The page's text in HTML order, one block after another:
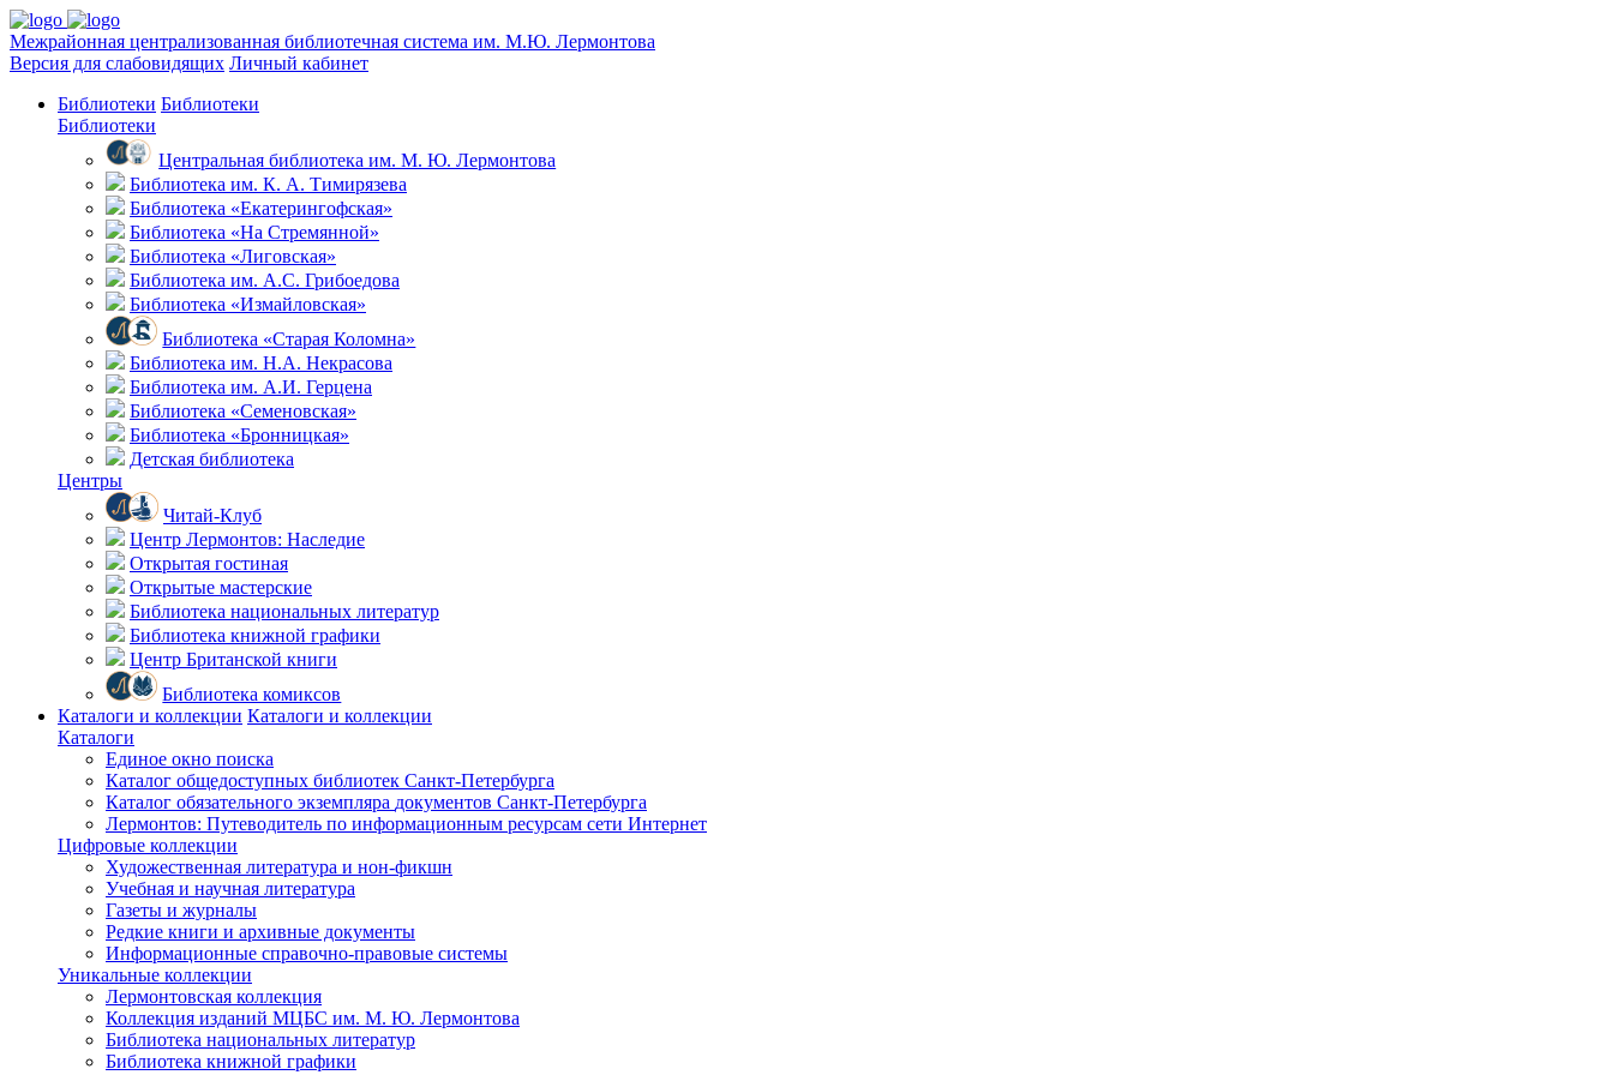
Межрайонная централизованная библиотечная система им. М.Ю. Лермонтова
Версия для слабовидящих Личный кабинет
Библиотеки Библиотеки
Библиотеки
Центральная библиотека им. М. Ю. Лермонтова
Библиотека им. К. А. Тимирязева
Библиотека «Екатерингофская»
Библиотека «На Стремянной»
Библиотека «Лиговская»
Библиотека им. А.С. Грибоедова
Библиотека «Измайловская»
Библиотека «Старая Коломна»
Библиотека им. Н.А. Некрасова
Библиотека им. А.И. Герцена
Библиотека «Семеновская»
Библиотека «Бронницкая»
Детская библиотека
Центры
Читай-Клуб
Центр Лермонтов: Наследие
Открытая гостиная
Открытые мастерские
Библиотека национальных литератур
Библиотека книжной графики
Центр Британской книги
Библиотека комиксов
Каталоги и коллекции Каталоги и коллекции
Каталоги
Единое окно поиска
Каталог общедоступных библиотек Санкт-Петербурга
Каталог обязательного экземпляра документов Санкт-Петербурга
Лермонтов: Путеводитель по информационным ресурсам сети Интернет
Цифровые коллекции
Художественная литература и нон-фикшн
Учебная и научная литература
Газеты и журналы
Редкие книги и архивные документы
Информационные справочно-правовые системы
Уникальные коллекции
Лермонтовская коллекция
Коллекция изданий МЦБС им. М. Ю. Лермонтова
Библиотека национальных литератур
Библиотека книжной графики